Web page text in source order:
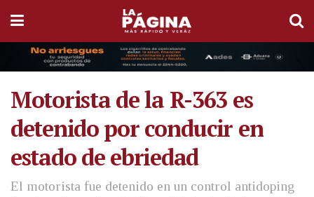
Motorista de la R-363 es
detenido por conducir en
estado de ebriedad
El motorista fue detenido en un control antidoping